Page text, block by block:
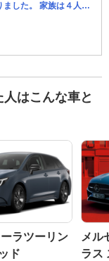
した。 家族は４人
見にいった中では ①
はこんな車と
ーラツーリン
ド
メル
ラス